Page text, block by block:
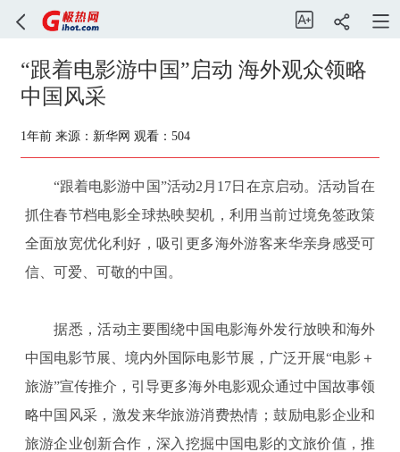
“跟着电影游中国”启动 海外观众领略
中国风采
1年前来源：新华网 观看：504
“跟着电影游中国”活动2月17日在京启动。活动旨在
抓住春节档电影全球热映契机，利用当前过境免签政策
全面放宽优化利好，吸引更多海外游客来华亲身感受可
信、可爱、可敬的中国。
据悉，活动主要围绕中国电影海外发行放映和海外
中国电影节展、境内外国际电影节展，广泛开展“电影＋
旅游”宣传推介，引导更多海外电影观众通过中国故事领
略中国风采，激发来华旅游消费热情；鼓励电影企业和
旅游企业创新合作，深入挖掘中国电影的文旅价值，推